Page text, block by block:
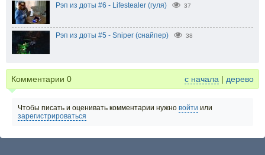
Рэп из доты #6 - Lifestealer (гуля) 37
Рэп из доты #5 - Sniper (снайпер) 38
Комментарии 0 с начала | дерево
Чтобы писать и оценивать комментарии нужно войти или
зарегистрироваться